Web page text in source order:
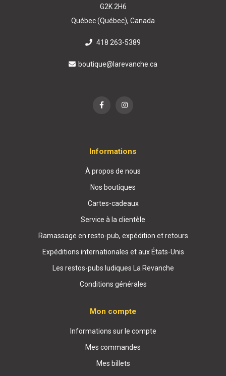
G2K 2H6
Québec (Québec), Canada
418 263-5389
boutique@larevanche.ca
Informations
À propos de nous
Nos boutiques
Cartes-cadeaux
Service à la clientèle
Ramassage en resto-pub, expédition et retours
Expéditions internationales et aux États-Unis
Les restos-pubs ludiques La Revanche
Conditions générales
Mon compte
Informations sur le compte
Mes commandes
Mes billets